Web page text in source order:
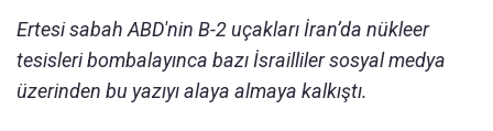
Ertesi sabah ABD'nin B-2 uçakları İran’da nükleer
tesisleri bombalayınca bazı İsrailliler sosyal medya
üzerinden bu yazıyı alaya almaya kalkıştı.